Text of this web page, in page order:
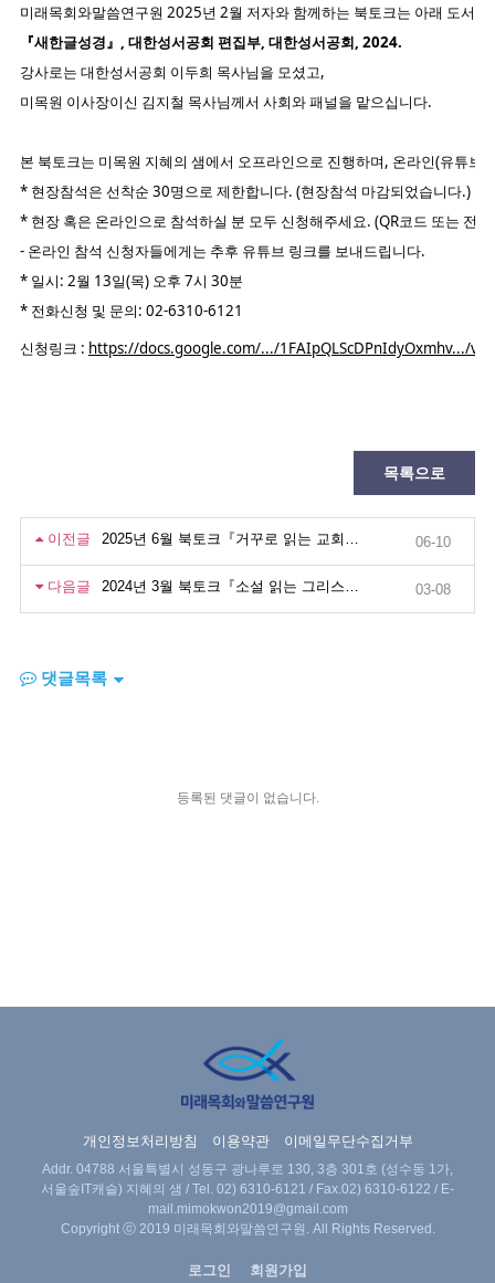
미래목회와말씀연구원 2025년 2월 저자와 함께하는 북토크는 아래 도서로
『새한글성경』, 대한성서공회 편집부, 대한성서공회, 2024.
강사로는 대한성서공회 이두희 목사님을 모셨고,
미목원 이사장이신 김지철 목사님께서 사회와 패널을 맡으십니다.
본 북토크는 미목원 지혜의 샘에서 오프라인으로 진행하며, 온라인(유튜브
* 현장참석은 선착순 30명으로 제한합니다. (현장참석 마감되었습니다.)
* 현장 혹은 온라인으로 참석하실 분 모두 신청해주세요. (QR코드 또는 전화)
- 온라인 참석 신청자들에게는 추후 유튜브 링크를 보내드립니다.
* 일시: 2월 13일(목) 오후 7시 30분
* 전화신청 및 문의: 02-6310-6121
신청링크 : https://docs.google.com/.../1FAIpQLScDPnIdyOxmhv.../
목록으로
이전글 2025년 6월 북토크『거꾸로 읽는 교회사』 06-10
다음글 2024년 3월 북토크『소설 읽는 그리스도인』 03-08
댓글목록
등록된 댓글이 없습니다.
개인정보처리방침 이용약관 이메일무단수집거부
Addr. 04788 서울특별시 성동구 광나루로 130, 3층 301호 (성수동 1가,
서울숲IT캐슬) 지혜의 샘 / Tel. 02) 6310-6121 / Fax.02) 6310-6122 / E-
mail.
mimokwon2019@gmail.com
Copyright ⓒ 2019 미래목회와말씀연구원. All Rights Reserved.
로그인 회원가입